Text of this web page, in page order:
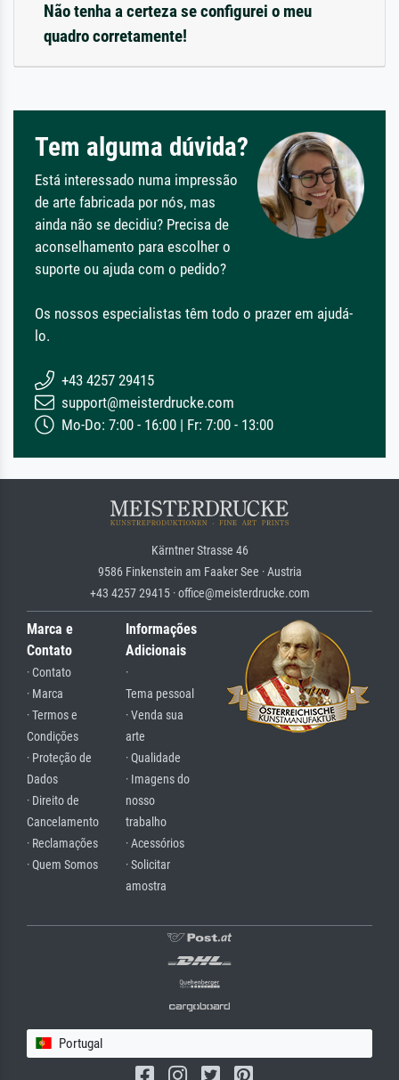
Não tenha a certeza se configurei o meu
quadro corretamente!
Tem alguma dúvida?
Está interessado numa impressão
de arte fabricada por nós, mas
ainda não se decidiu? Precisa de
aconselhamento para escolher o
suporte ou ajuda com o pedido?
Os nossos especialistas têm todo o prazer em ajudá-
lo.
+43 4257 29415
support@meisterdrucke.com
Mo-Do: 7:00 - 16:00 | Fr: 7:00 - 13:00
Kärntner Strasse 46
9586 Finkenstein am Faaker See · Austria
+43 4257 29415 · office@meisterdrucke.com
Marca e
Contato
· Contato
· Marca
· Termos e
Condições
· Proteção de
Dados
· Direito de
Cancelamento
· Reclamações
· Quem Somos
Informações
Adicionais
·
Tema pessoal
· Venda sua
arte
· Qualidade
· Imagens do
nosso
trabalho
· Acessórios
· Solicitar
amostra
Portugal